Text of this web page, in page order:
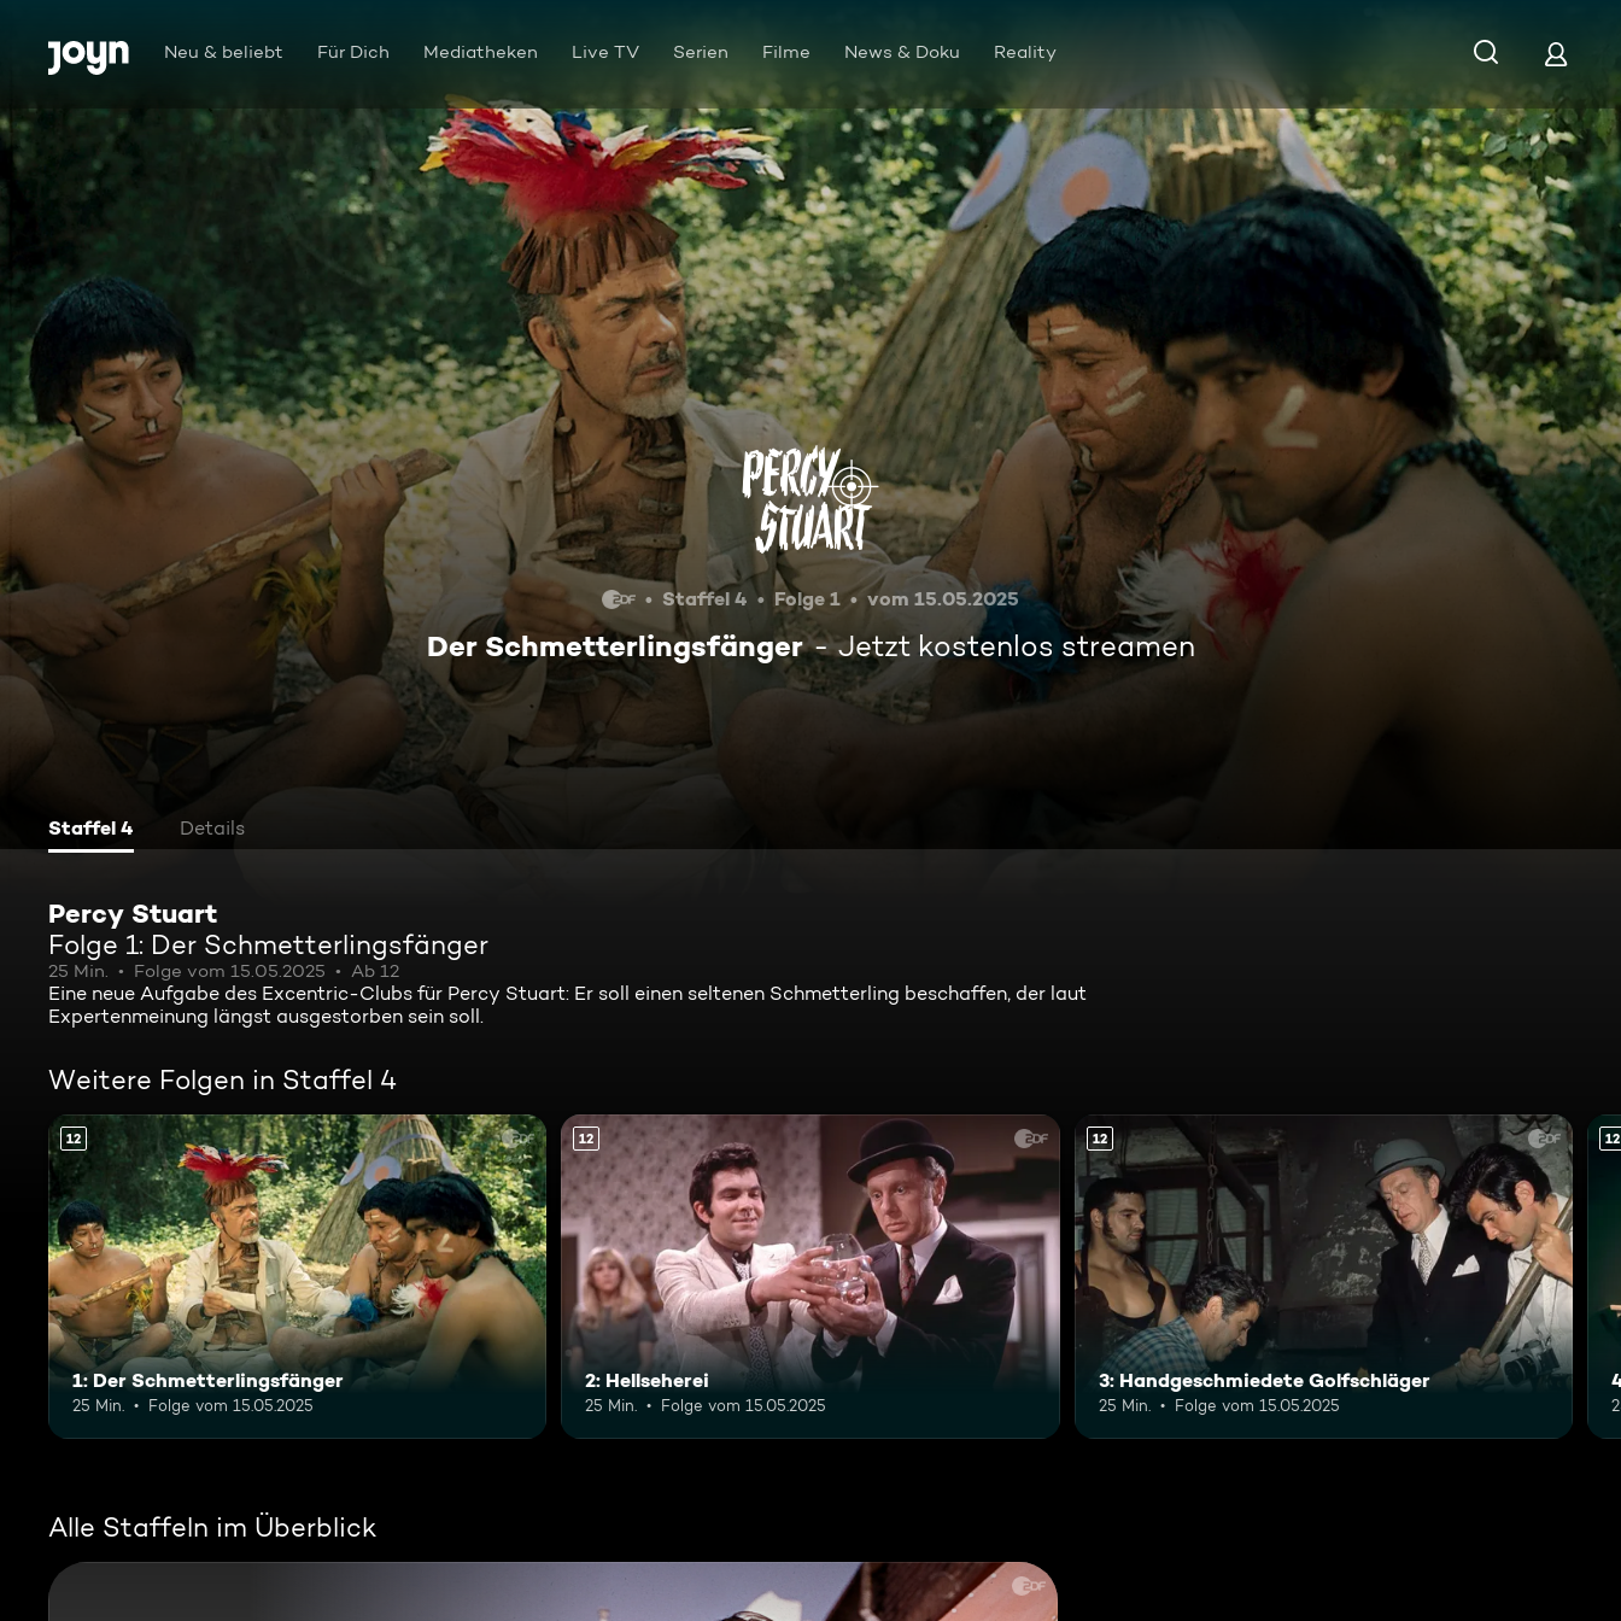
Zum Inhalt springen
Barrierefrei Neu & beliebt Für Dich Mediatheken Live TV Serien Filme News & Doku Reality
Der Schmetterlingsfänger
Staffel 4 Folge 1 vom 15.05.2025
Der Schmetterlingsfänger Jetzt kostenlos streamen
Staffel 4 Details
Percy Stuart
Folge 1: Der Schmetterlingsfänger
25 Min. Folge vom 15.05.2025 Ab 12
Eine neue Aufgabe des Excentric-Clubs für Percy Stuart: Er soll einen seltenen Schmetterling beschaffen, der laut
Expertenmeinung längst ausgestorben sein soll.
Weitere Folgen in Staffel 4
12
1: Der Schmetterlingsfänger
25 Min. Folge vom 15.05.2025
12
2: Hellseherei
25 Min. Folge vom 15.05.2025
12
3: Handgeschmiedete Golfschläger
25 Min. Folge vom 15.05.2025
12
Alle Staffeln im Überblick